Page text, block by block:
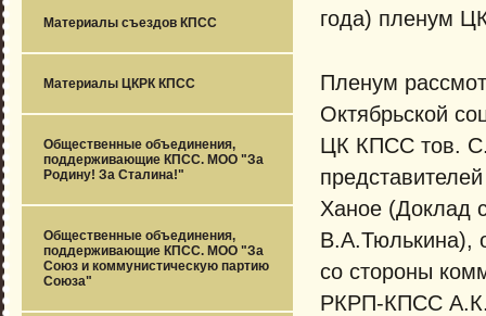
Материалы съездов КПСС
Материалы ЦКРК КПСС
Общественные объединения,
поддерживающие КПСС. МОО "За
Родину! За Сталина!"
Общественные объединения,
поддерживающие КПСС. МОО "За
Союз и коммунистическую партию
Союза"
года) пленум
Пленум
Октябрьской
ЦК КПСС тов.
Ханое (Доклад
В.А.Тюлькина),
со стороны
РКРП-КПСС